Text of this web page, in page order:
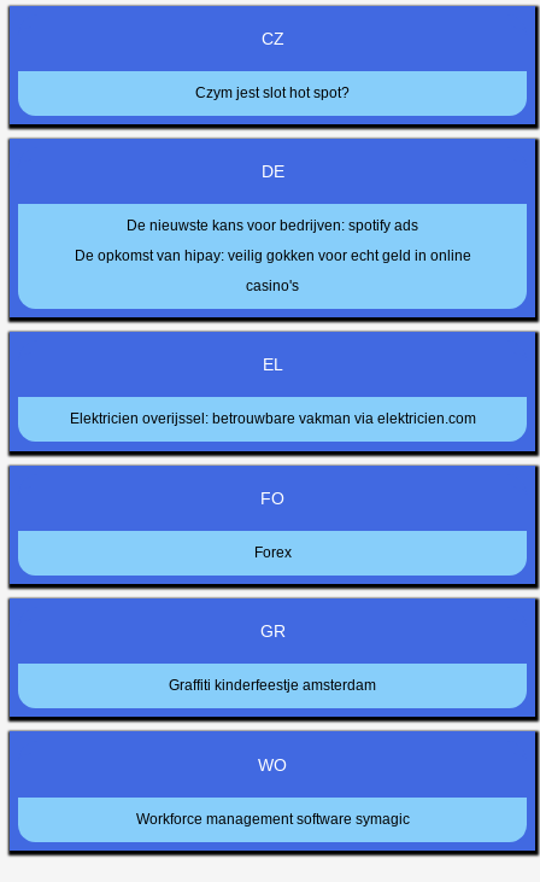
CZ
Czym jest slot hot spot?
DE
De nieuwste kans voor bedrijven: spotify ads
De opkomst van hipay: veilig gokken voor echt geld in online
casino's
EL
Elektricien overijssel: betrouwbare vakman via elektricien.com
FO
Forex
GR
Graffiti kinderfeestje amsterdam
WO
Workforce management software symagic